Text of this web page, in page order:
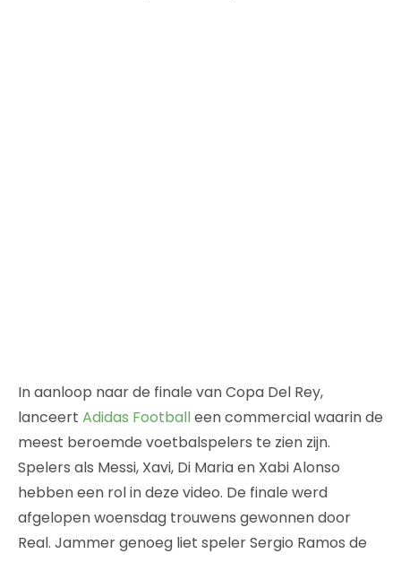
In aanloop naar de finale van Copa Del Rey,
lanceert Adidas Footballeen commercial waarin de
meest beroemde voetbalspelers te zien zijn.
Spelers als Messi, Xavi, Di Maria en Xabi Alonso
hebben een rol in deze video. De finale werd
afgelopen woensdag trouwens gewonnen door
Real. Jammer genoeg liet speler Sergio Ramos de